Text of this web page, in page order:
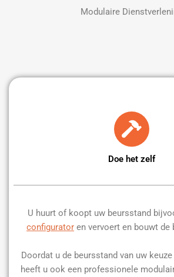
Modulaire
Doe het zelf
U huurt of koopt uw beursstand
configurator en vervoert en bouwt de
Doordat u de beursstand van uw
heeft u ook een professionele